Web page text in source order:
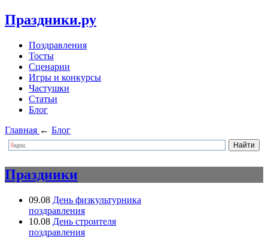
Праздники.ру
Поздравления
Тосты
Сценарии
Игры и конкурсы
Частушки
Статьи
Блог
Главная ← Блог
Праздники
09.08 День физкультурника
поздравления
10.08 День строителя
поздравления